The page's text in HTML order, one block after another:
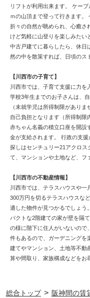
リフトが利用出来ます。 ケー
ｍの山頂まで登って行きます。
折々の自然が眺められ、心癒さ
けど気軽に山登りを楽しみたい
中古戸建てに暮らしたら、休日
然の中を散策すれば、日頃のス
【川西市の子育て】
川西市では、子育て支援に力
学校3年生までのお子さんは、
（未就学児は所得制限があり
自己負担となります（所得制限
赤ちゃん名義の積立口座を開設
金が支給されます。 行政の支
探しはセンチュリー21アクロ
て、マンションや土地など、フ
【川西市の不動産情報】
川西市では、テラスハウスや一
300万円を切るテラスハウスな
適した物件が見つかるでしょう
パクトな2階建ての家が壁を隔
の様に階下に住人がいないので
件もあるので、ガーデニングを
建てやマンション、土地等不動
算や間取り、家族構成などをお
総合トップ > 阪神間の賃